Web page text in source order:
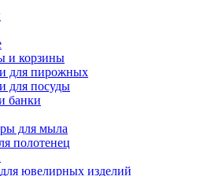
и корзины
для пирожных
для посуды
банки
для мыла
полотенец
ювелирных изделий